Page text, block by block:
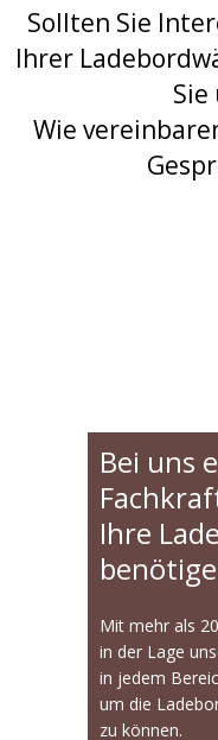
Sollten Sie
Ihrer
Sie
Wie
Bei uns
Ihre
Mit mehr als
in der Lage
in jedem
um die
zu können.